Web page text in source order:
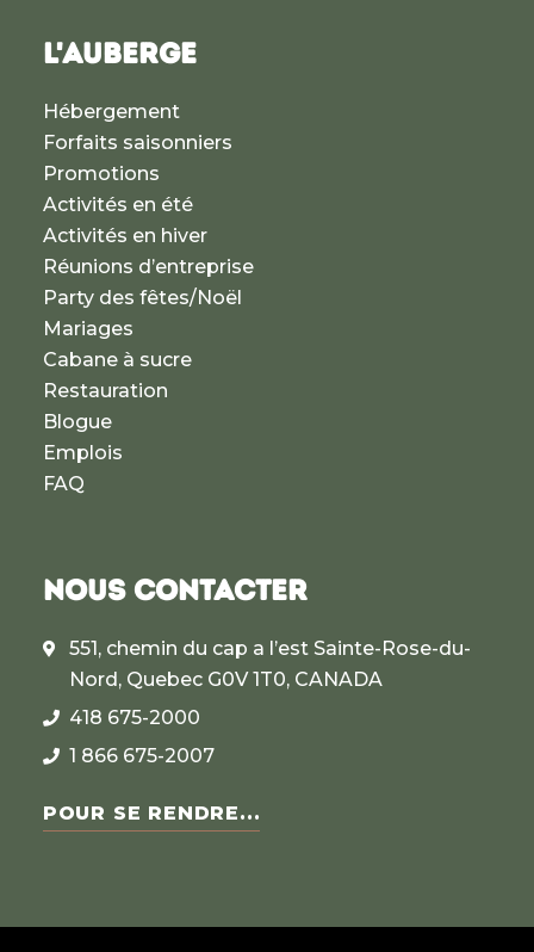
L'AUBERGE
Hébergement
Forfaits saisonniers
Promotions
Activités en été
Activités en hiver
Réunions d’entreprise
Party des fêtes/Noël
Mariages
Cabane à sucre
Restauration
Blogue
Emplois
FAQ
NOUS CONTACTER
551, chemin du cap a l’est Sainte-Rose-du-
Nord, Quebec G0V 1T0, CANADA
418 675-2000
1 866 675-2007
POUR SE RENDRE...